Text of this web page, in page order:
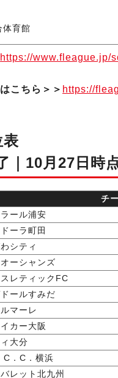
体育館
https://www.fleague.jp/
こちら＞＞ https://
｜10月27日時
チ
ール浦安
ーラ町田
シティ
ーシャンズ
レティックFC
ールすみだ
マーレ
カー大阪
大分
C．C．横浜
レット北九州